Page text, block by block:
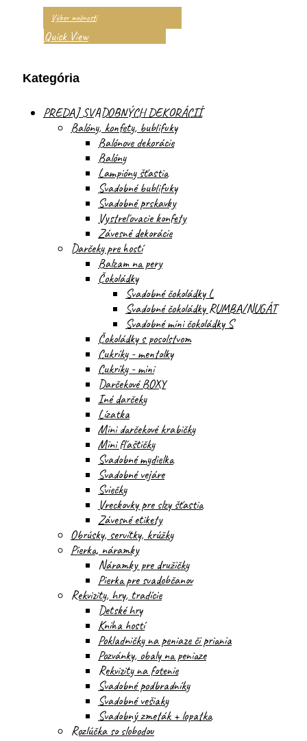
Výber možností
Quick View
Kategória
PREDAJ SVADOBNÝCH DEKORÁCIÍ
Balóny, konfety, bublifuky
Balónove dekorácie
Balóny
Lampióny šťastia
Svadobné bublifuky
Svadobné prskavky
Vystreľovacie konfety
Závesné dekorácie
Darčeky pre hostí
Balzam na pery
Čokoládky
Svadobné čokoládky L
Svadobné čokoládky RUMBA/NUGÁT
Svadobné mini čokoládky S
Čokoládky s posolstvom
Cukríky - mentolky
Cukríky - mini
Darčekové BOXY
Iné darčeky
Lízatka
Mini darčekové krabičky
Mini fľaštičky
Svadobné mydielka
Svadobné vejáre
Sviečky
Vreckovky pre slzy šťastia
Závesné etikety
Obrúsky, servítky, krúžky
Pierka, náramky
Náramky pre družičky
Pierka pre svadobčanov
Rekvizity, hry, tradície
Detské hry
Kniha hostí
Pokladničky na peniaze či priania
Pozvánky, obaly na peniaze
Rekvizity na fotenie
Svadobné podbradníky
Svadobné vešiaky
Svadobný zmeták + lopatka
Rozlúčka so slobodou